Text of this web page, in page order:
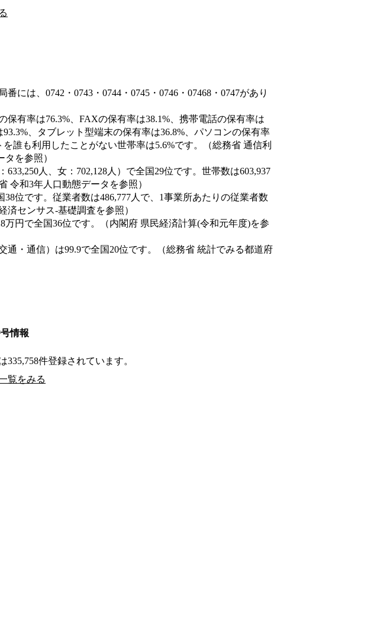
には、0742・0743・0744・0745・0746・07468・0747があり
保有率は76.3%、FAXの保有率は38.1%、携帯電話の保有率は
、タブレット型端末の保有率は36.8%、パソコンの保有率
誰も利用したことがない世帯率は5.6%です。（総務省 通信利
を参照）
633,250人、女：702,128人）で全国29位です。世帯数は603,937
令和3年人口動態データを参照）
38位です。従業者数は486,777人で、1事業所あたりの従業者数
済センサス‐基礎調査を参照）
万円で全国36位です。（内閣府 県民経済計算(令和元年度)を参
通・通信）は99.9で全国20位です。（総務省 統計でみる都道府
情報
件登録されています。
覧をみる